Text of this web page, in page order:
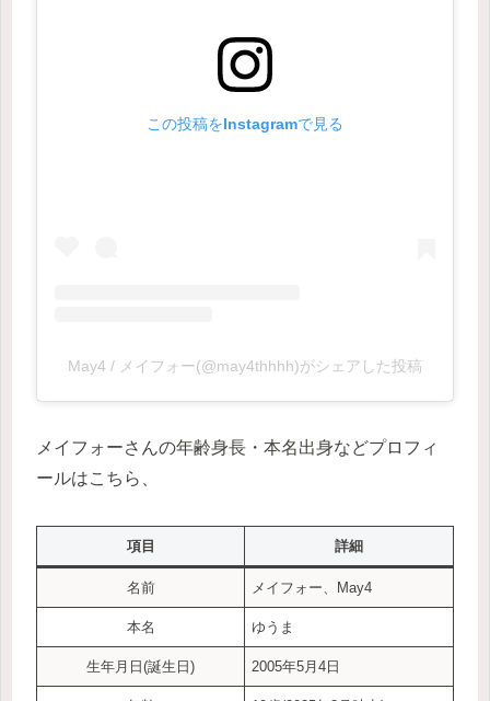
この投稿をInstagramで見る
May4 / メイフォー(@may4thhhh)がシェアした投稿
メイフォーさんの年齢身長・本名出身などプロフィ
ールはこちら、
項目 詳細
名前 メイフォー、May4
本名 ゆうま
生年月日(誕生日) 2005年5月4日